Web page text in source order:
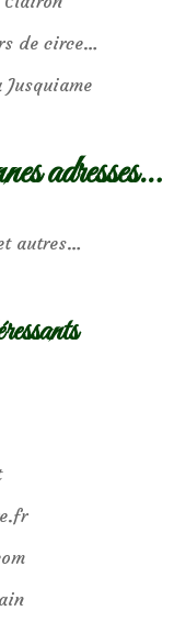
de circe…
Jusquiame
adresses…
autres…